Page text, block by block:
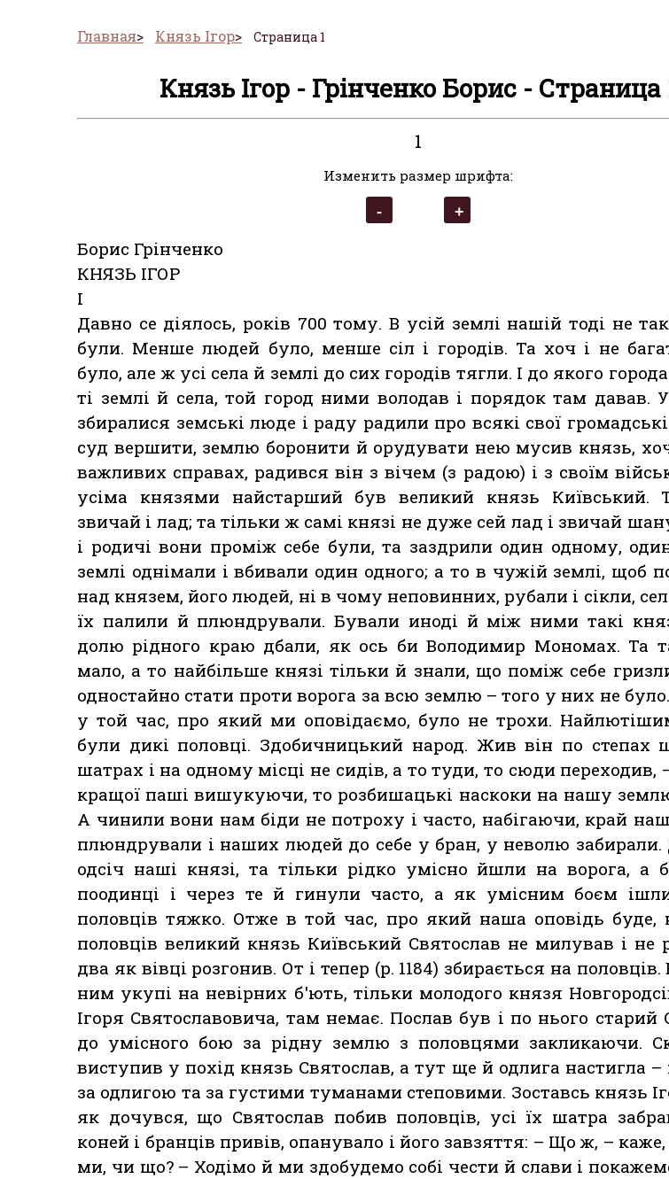
Главная Князь Ігор Страница 1
Князь Ігор - Грінченко Борис - Страница
1
Изменить размер шрифта:
Борис Грінченко
КНЯЗЬ ІГОР
І
Давно се діялось, років 700 тому. В усій землі нашій тоді не
були. Менше людей було, менше сіл і городів. Та хоч і не
було, але ж усі села й землі до сих городів тягли. І до якого
ті землі й села, той город ними володав і порядок там давав. У
збиралися земські люде і раду радили про всякі свої
суд вершити, землю боронити й орудувати нею мусив князь,
важливих справах, радився він з вічем (з радою) і з своїм
усіма князями найстарший був великий князь Київський.
звичай і лад; та тільки ж самі князі не дуже сей лад і звичай
і родичі вони проміж себе були, та заздрили один одному,
землі однімали і вбивали один одного; а то в чужій землі, щоб
над князем, його людей, ні в чому неповинних, рубали і сікли,
їх палили й плюндрували. Бували иноді й між ними такі
долю рідного краю дбали, як ось би Володимир Мономах. Та
мало, а то найбільше князі тільки й знали, що поміж себе
одностайно стати проти ворога за всю землю – того у них не
у той час, про який ми оповідаємо, було не трохи.
були дикі половці. Здобичницький народ. Жив він по степах
шатрах і на одному місці не сидів, а то туди, то сюди переходив,
кращої паші вишукуючи, то розбишацькі наскоки на нашу
А чинили вони нам біди не потроху і часто, набігаючи, край
плюндрували і наших людей до себе у бран, у неволю забирали.
одсіч наші князі, та тільки рідко умісно йшли на ворога, а
поодинці і через те й гинули часто, а як умісним боєм
половців тяжко. Отже в той час, про який наша оповідь буде,
половців великий князь Київський Святослав не милував і не
два як вівці розгонив. От і тепер (р. 1184) збирається на половців.
ним укупі на невірних б'ють, тільки молодого князя
Ігоря Святославовича, там немає. Послав був і по нього старий
до умісного бою за рідну землю з половцями закликаючи.
виступив у похід князь Святослав, а тут ще й одлига настигла
за одлигою та за густими туманами степовими. Зоставсь князь
як дочувся, що Святослав побив половців, усі їх шатра
коней і бранців привів, опанувало і його завзяття: – Що ж, – каже,
ми, чи що? – Ходімо й ми здобудемо собі чести й слави і